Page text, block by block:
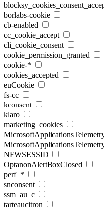
borlabs-cookie
cb-enabled
cc_cookie_accept
cli_cookie_consent
cookie_permission_granted
cookie-*
cookies_accepted
euCookie
fs-cc
kconsent
klaro
marketing_cookies
NFWSESSID
OptanonAlertBoxClosed
perf_*
snconsent
ssm_au_c
tarteaucitron